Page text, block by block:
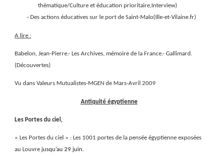
thématique/Culture et éducation prioritaire,Interview)
– Des actions éducatives sur le port de Saint-Malo(Ille-et-Vilaine.fr)
A lire :
Babelon, Jean-Pierre.- Les Archives, mémoire de la France.- Gallimard.
(Découvertes)
Vu dans Valeurs Mutualistes-MGEN de Mars-Avril 2009
Antiquité égyptienne
Les Portes du ciel,
« Les Portes du ciel » : Les 1001 portes de la pensée égyptienne exposées
au Louvre jusqu’au 29 juin.